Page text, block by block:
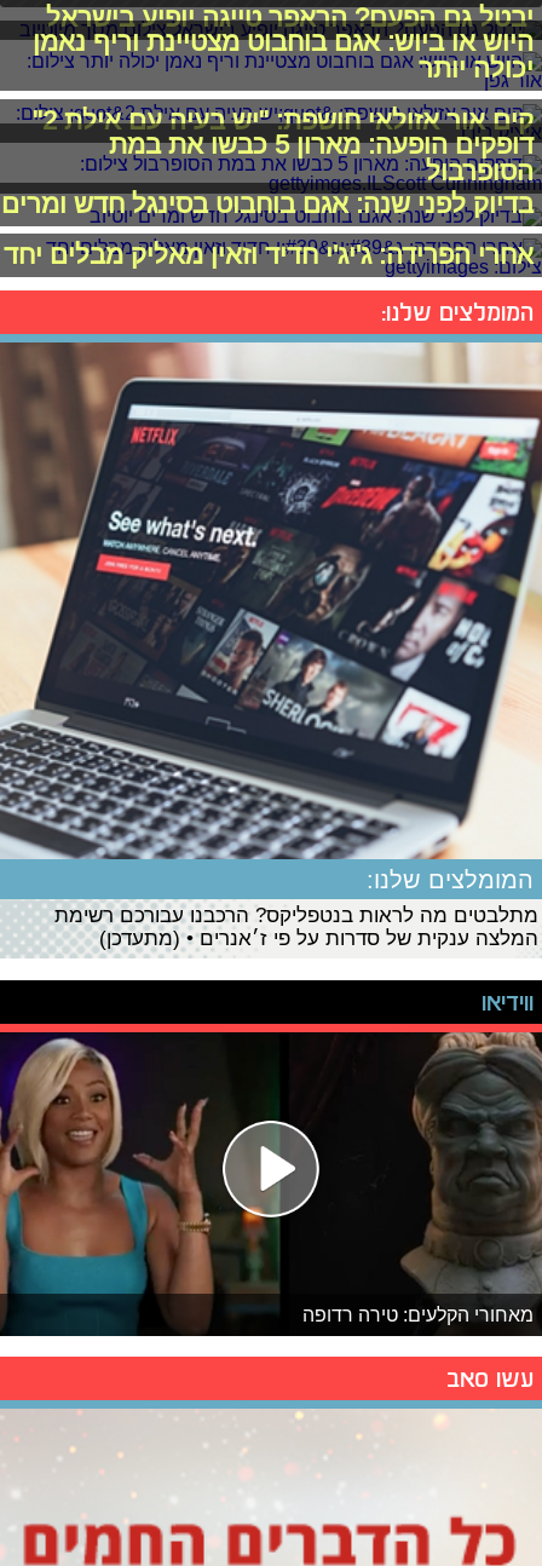
יבטל גם הפעם? הראפר טייגה יופיע בישראל
היוש או ביוש: אגם בוחבוט מצטיינת וריף נאמן
יכולה יותר
קים אור אזולאי חושפת: "יש בעיה עם אילת 2"
דופקים הופעה: מארון 5 כבשו את במת
הסופרבול
בדיוק לפני שנה: אגם בוחבוט בסינגל חדש ומרים
אחרי הפרידה: ג'יג'י חדיד וזאין מאליק מבלים יחד
המומלצים שלנו:
המומלצים שלנו:
מתלבטים מה לראות בנטפליקס? הרכבנו עבורכם רשימת
המלצה ענקית של סדרות על פי ז׳אנרים • (מתעדכן)
ווידיאו
מאחורי הקלעים: טירה רדופה
עשו סאב